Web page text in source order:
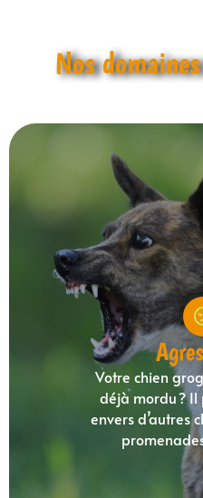
Nos
Votre chien
déjà mordu ?
envers d’autres